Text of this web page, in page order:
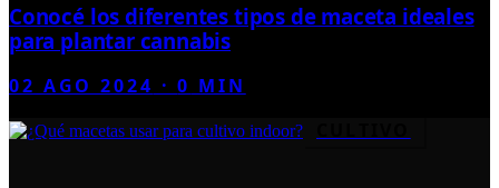
Conocé los diferentes tipos de maceta ideales
para plantar cannabis
02 AGO 2024 ·0 MIN